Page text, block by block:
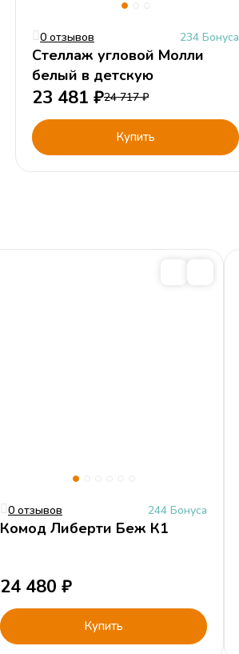
0 отзывов 234 Бонуса
Стеллаж угловой Молли
белый в детскую
23 481 ₽24 717₽
Купить
0 отзывов 244 Бонуса
Комод Либерти Беж К1
24 480 ₽
Купить